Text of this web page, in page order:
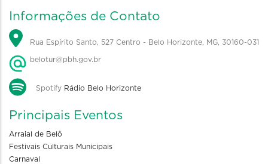
Informações de Contato
Rua Espírito Santo, 527 Centro - Belo Horizonte, MG, 30160-031
belotur@pbh.gov.br
Spotify Rádio Belo Horizonte
Principais Eventos
Arraial de Belô
Festivais Culturais Municipais
Carnaval